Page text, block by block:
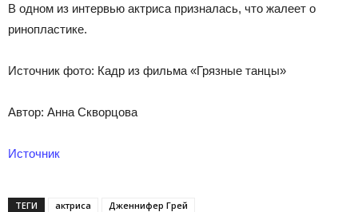
В одном из интервью актриса призналась, что жалеет о
ринопластике.
Источник фото: Кадр из фильма «Грязные танцы»
Автор: Анна Скворцова
Источник
ТЕГИ актриса Дженнифер Грей